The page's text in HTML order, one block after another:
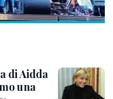
di Aidda
una